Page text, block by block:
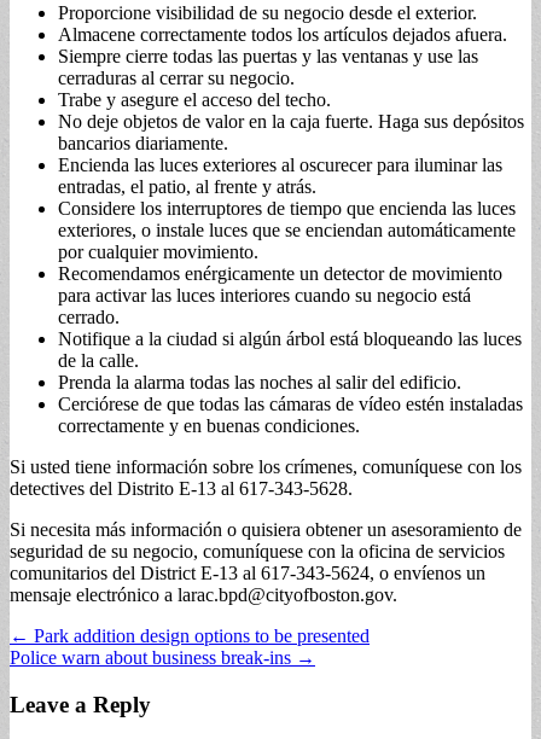
Proporcione visibilidad de su negocio desde el exterior.
Almacene correctamente todos los artículos dejados afuera.
Siempre cierre todas las puertas y las ventanas y use las
cerraduras al cerrar su negocio.
Trabe y asegure el acceso del techo.
No deje objetos de valor en la caja fuerte. Haga sus depósitos
bancarios diariamente.
Encienda las luces exteriores al oscurecer para iluminar las
entradas, el patio, al frente y atrás.
Considere los interruptores de tiempo que encienda las luces
exteriores, o instale luces que se enciendan automáticamente
por cualquier movimiento.
Recomendamos enérgicamente un detector de movimiento
para activar las luces interiores cuando su negocio está
cerrado.
Notifique a la ciudad si algún árbol está bloqueando las luces
de la calle.
Prenda la alarma todas las noches al salir del edificio.
Cerciórese de que todas las cámaras de vídeo estén instaladas
correctamente y en buenas condiciones.
Si usted tiene información sobre los crímenes, comuníquese con los
detectives del Distrito E-13 al 617-343-5628.
Si necesita más información o quisiera obtener un asesoramiento de
seguridad de su negocio, comuníquese con la oficina de servicios
comunitarios del District E-13 al 617-343-5624, o envíenos un
mensaje electrónico a larac.bpd@cityofboston.gov.
Post
navigation
← Park addition design options to be presented
Police warn about business break-ins →
Leave a Reply